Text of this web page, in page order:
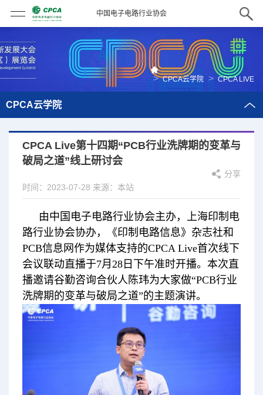
中国电子电路行业协会
> CPCA云学院 > CPCA LIVE
CPCA云学院
CPCA Live第十四期“PCB行业洗牌期的变革与
破局之道”线上研讨会
分享
时间：2023-07-28 来源：本站
由中国电子电路行业协会主办，上海印制电
路行业协会协办，《印制电路信息》杂志社和
PCB信息网作为媒体支持的CPCA Live首次线下
会议联动直播于7月28日下午准时开播。本次直
播邀请谷勤咨询合伙人陈玮为大家做“PCB行业
洗牌期的变革与破局之道”的主题演讲。